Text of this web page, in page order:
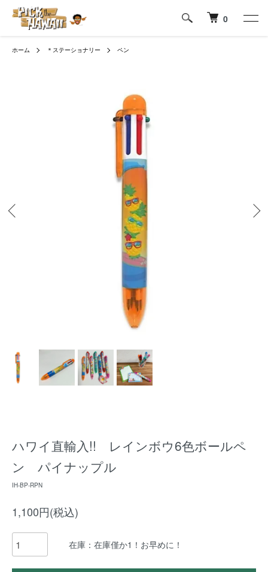
0
ホーム ＊ステーショナリー ペン
ハワイ直輸入!! レインボウ6色ボールペ
ン パイナップル
IH-BP-RPN
1,100円(税込)
在庫：在庫僅か1！お早めに！